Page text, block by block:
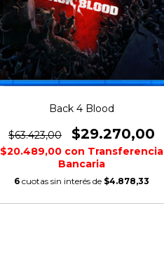
Back 4 Blood
$63.423,00 $29.270,00
$20.489,00 con Transferencia
Bancaria
6 cuotas sin interés de $4.878,33